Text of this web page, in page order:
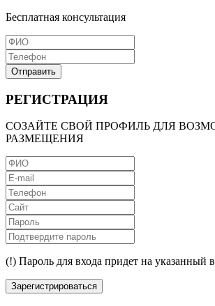
Бесплатная консультация
Отправить
РЕГИСТРАЦИЯ
СОЗАЙТЕ СВОЙ ПРОФИЛЬ ДЛЯ
РАЗМЕЩЕНИЯ
(!) Пароль для входа придет на указанный
Зарегистрироваться